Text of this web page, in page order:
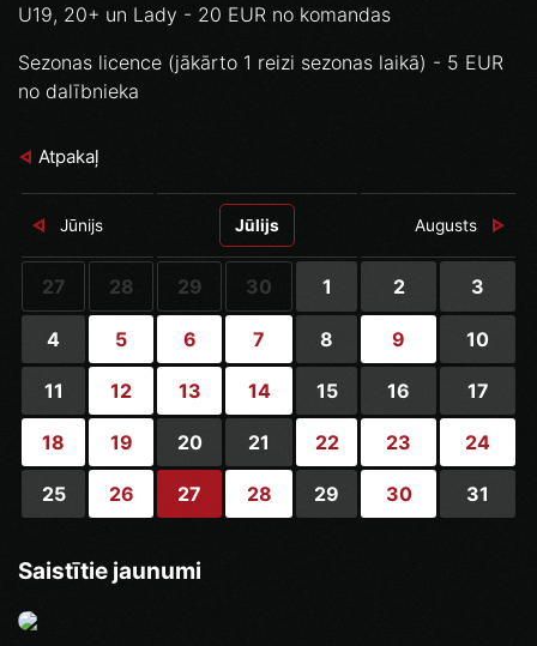
U19, 20+ un Lady - 20 EUR no komandas
Sezonas licence (jākārto 1 reizi sezonas laikā) - 5 EUR
no dalībnieka
Atpakaļ
Jūnijs Jūlijs Augusts
27 28 29 30 1 2 3
4 5 6 7 8 9 10
11 12 13 14 15 16 17
18 19 20 21 22 23 24
25 26 27 28 29 30 31
Saistītie jaunumi